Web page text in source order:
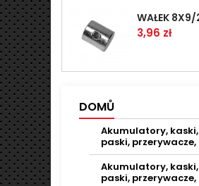
Cena
3,96 zł
DOMŮ
Akumulatory, kaski,
paski, przerywacze,
Akumulatory, kaski,
paski, przerywacze,